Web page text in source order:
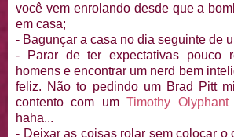
você vem enrolando desde que a
em casa;
- Bagunçar a casa no dia seguinte de
- Parar de ter expectativas pouco
homens e encontrar um nerd bem
feliz. Não to pedindo um Brad Pitt
contento com umTimothy Olyphant
haha...
- Deixar as coisas rolar sem colocar o